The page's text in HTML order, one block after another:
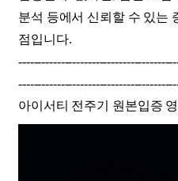
분석 등에서 신뢰할 수 있는
점입니다.
아이서티 전주기 원본입증